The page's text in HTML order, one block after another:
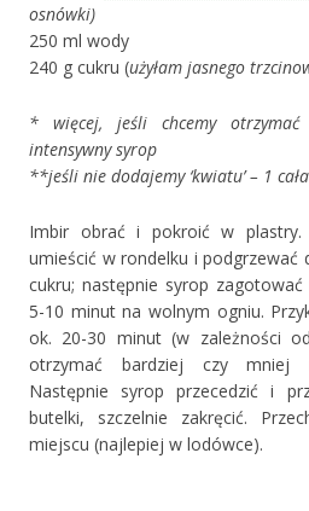
osnówki)
250 ml wody
240 g cukru (użyłam jasnego
* więcej, jeśli chcemy
intensywny syrop
**jeśli nie dodajemy ‘kwiatu’ – 1
Imbir obrać i pokroić w plastry.
umieścić w rondelku i podgrzewać
cukru; następnie syrop
5-10 minut na wolnym ogniu.
ok. 20-30 minut (w zależności
otrzymać bardziej czy mniej
Następnie syrop przecedzić i
butelki, szczelnie zakręcić.
miejscu (najlepiej w lodówce).